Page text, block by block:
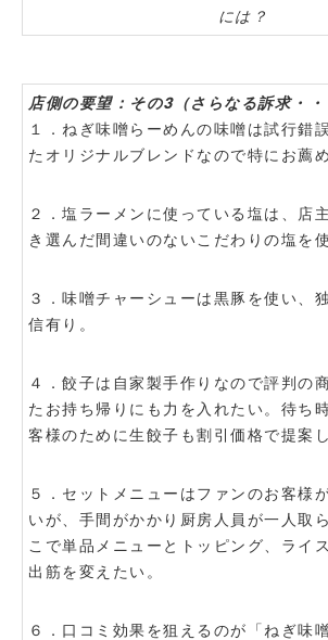
には？
店側の要望：その3（さらなる訴求・・
１．ねぎ味噌らーめんの味噌は試行錯
たオリジナルブレンドなので特にお薦
２．塩ラーメンに使っている塩は、店
き選んだ間違いのないこだわりの塩を
３．味噌チャーシューは黒豚を使い、
信有り。
４．餃子は自家製手作りなので評判の
たお持ち帰りにも力を入れたい。待ち
客様のために生餃子も割引価格で提案し
５．セットメニューはファンのお客様
いが、手間がかかり厨房人員が一人取
こで単品メニューとトッピング、ライ
出筋を変えたい。
６．口コミ効果を狙えるのが「ねぎ味